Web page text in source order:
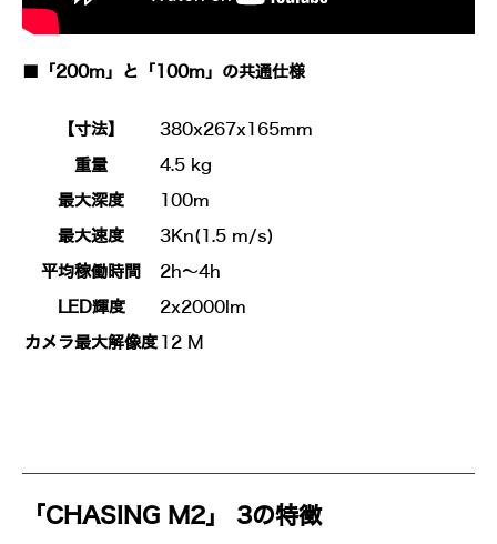
■「200m」と「100m」の共通仕様
【寸法】
380x267x165mm
重量
4.5 kg
最大深度
100m
最大速度
3Kn(1.5 m/s)
平均稼働時間
2h～4h
LED輝度
2x2000lm
カメラ最大解像度
12 M
「CHASING M2」 3の特徴